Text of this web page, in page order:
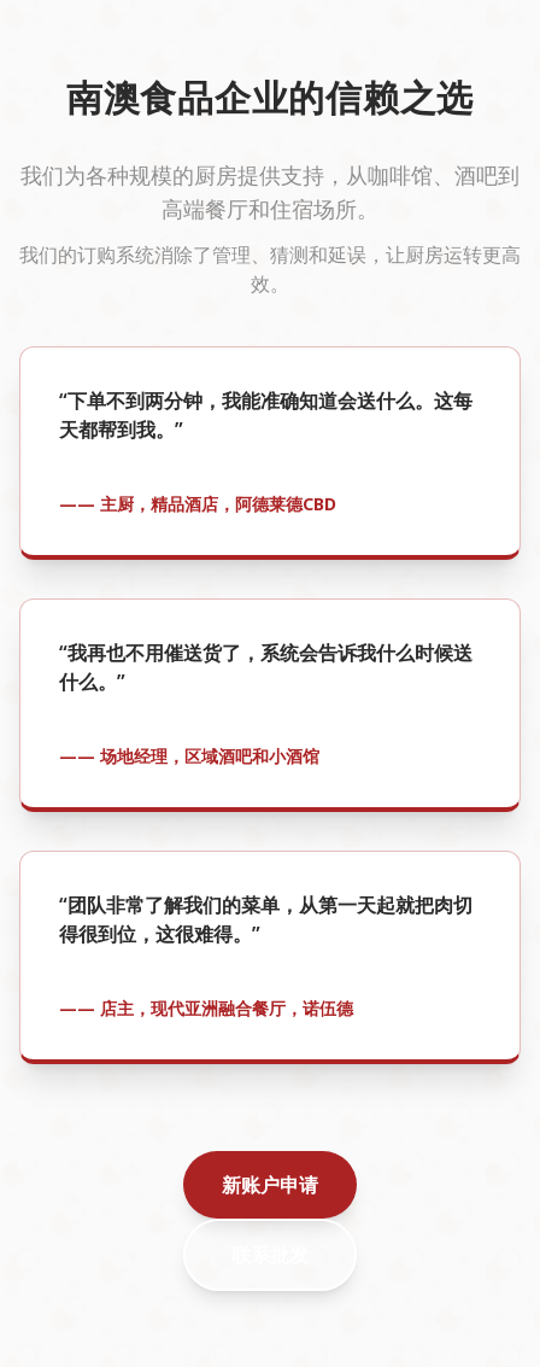
南澳食品企业的信赖之选
我们为各种规模的厨房提供支持，从咖啡馆、酒吧到
高端餐厅和住宿场所。
我们的订购系统消除了管理、猜测和延误，让厨房运转更高
效。
“下单不到两分钟，我能准确知道会送什么。这每
天都帮到我。”
—— 主厨，精品酒店，阿德莱德CBD
“我再也不用催送货了，系统会告诉我什么时候送
什么。”
—— 场地经理，区域酒吧和小酒馆
“团队非常了解我们的菜单，从第一天起就把肉切
得很到位，这很难得。”
—— 店主，现代亚洲融合餐厅，诺伍德
新账户申请